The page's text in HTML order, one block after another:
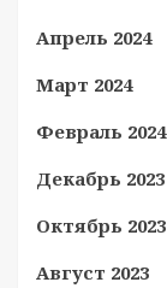
Апрель 2024
Март 2024
Февраль 2024
Декабрь 2023
Октябрь 2023
Август 2023